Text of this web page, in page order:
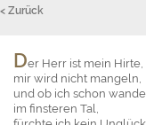
< Zurück
Der Herr ist mein Hirte,
mir wird nicht mangeln,
und ob ich schon
im finsteren Tal,